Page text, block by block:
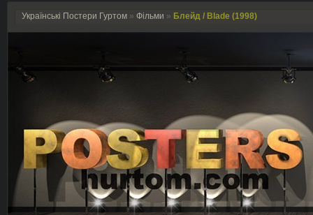
Українські Постери Гуртом » Фільми » Блейд / Blade (1998)